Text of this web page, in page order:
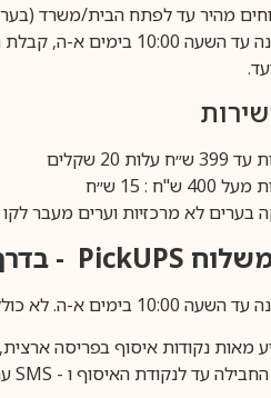
מהיר עד לפתח הבית/משרד (בערים גדולות
עלות 20 שקלים
ש"ח : 15 ש״ח
לא מרכזיות וערים מעבר לקו הירוק יהיה
PickUPS - בדרך
כולל שישי-שבת,ערבי חג וחול המועד.
מאות נקודות איסוף בפריסה
עד לנקודת האיסוף ו - SMS